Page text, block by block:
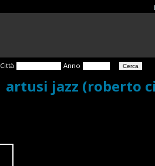
Città Anno
artusi jazz (roberto